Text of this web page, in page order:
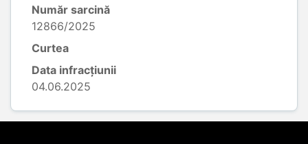
Număr sarcină
12866/2025
Curtea
Data infracțiunii
04.06.2025